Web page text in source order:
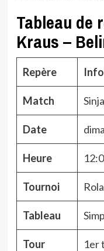
Tableau de
Kraus –
Repère
Match
Date
Heure
Tournoi
Tableau
Tour 1er